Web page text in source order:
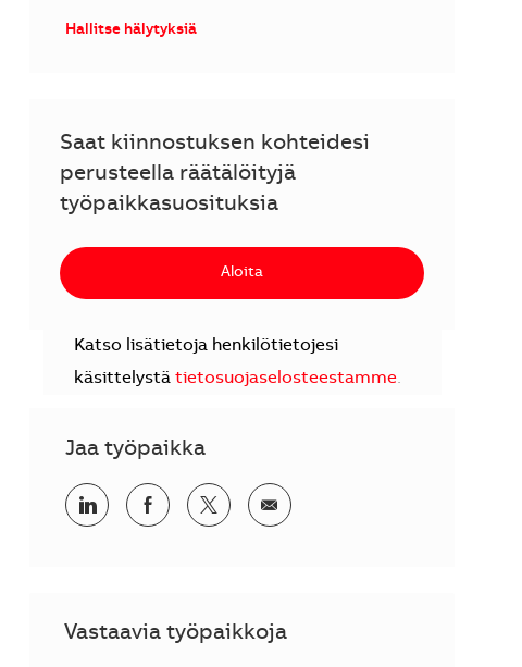
Hallitse hälytyksiä
Saat kiinnostuksen kohteidesi
perusteella räätälöityjä
työpaikkasuosituksia
Aloita
Katso lisätietoja henkilötietojesi
käsittelystä tietosuojaselosteestamme.
Jaa työpaikka
Jaa LinkedInissäJaa Facebookissa
Jaa TwitterissäJaa sähköpostilla
Vastaavia työpaikkoja